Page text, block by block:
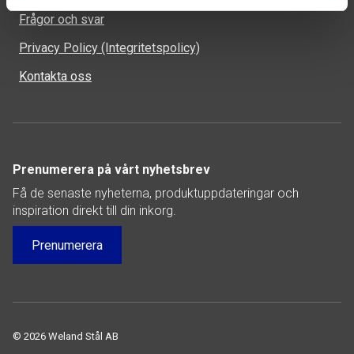
Frågor och svar
Privacy Policy (Integritetspolicy)
Kontakta oss
Prenumerera på vårt nyhetsbrev
Få de senaste nyheterna, produktuppdateringar och
inspiration direkt till din inkorg.
Prenumerera
© 2026 Weland Stål AB